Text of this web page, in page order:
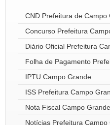
CND Prefeitura de Campo
Concurso Prefeitura
Diário Oficial Prefeitura
Folha de Pagamento
IPTU Campo Grande
ISS Prefeitura Campo
Nota Fiscal Campo Grande
Notícias Prefeitura Campo